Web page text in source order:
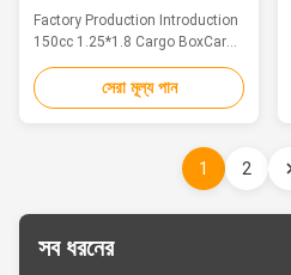
Factory Production Introduction
150cc 1.25*1.8 Cargo BoxCargo
Motor Tricycle hand clutch 4.50-
12 Tyre Details: Main Technical
Parameter Engine:150cc Engine
Type air cooled,Singlecylinder,4-
Kick/Electric Clutch Manual, wet,
multiple Compression Ratio ...
সেরা মূল্য পান
1 2
সব ধরনের